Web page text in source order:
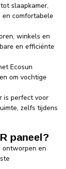
slaapkamer,
en comfortabele
winkels en
en efficiënte
Ecosun
om vochtige
is perfect voor
zelfs tijdens
paneel?
ontworpen en